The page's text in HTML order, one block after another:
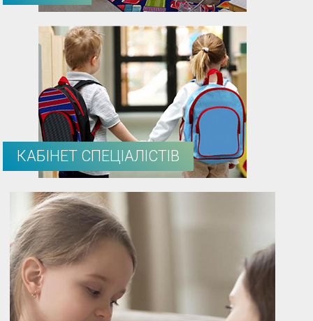
КАБІНЕТ СПЕЦІАЛІСТІВ